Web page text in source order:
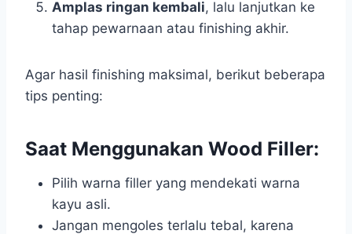
Amplas ringan kembali, lalu lanjutkan ke
tahap pewarnaan atau finishing akhir.
Agar hasil finishing maksimal, berikut beberapa
tips penting:
Saat Menggunakan Wood Filler:
Pilih warna filler yang mendekati warna
kayu asli.
Jangan mengoles terlalu tebal, karena